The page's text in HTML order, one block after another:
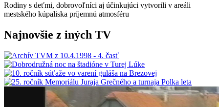
Rodiny s deťmi, dobrovoľníci aj účinkujúci vytvorili v areáli
mestského kúpaliska príjemnú atmosféru
Najnovšie z iných TV